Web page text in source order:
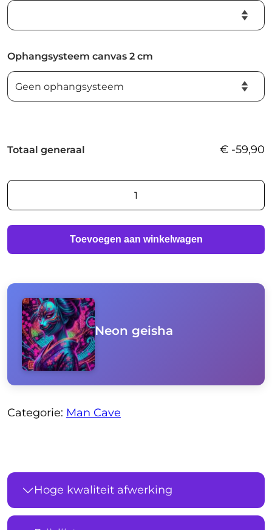
Ophangsysteem canvas 2 cm
Totaal generaal € -59,90
Neon
geisha
Toevoegen aan winkelwagen
Neon geisha
Categorie: Man Cave
Hoge kwaliteit afwerking